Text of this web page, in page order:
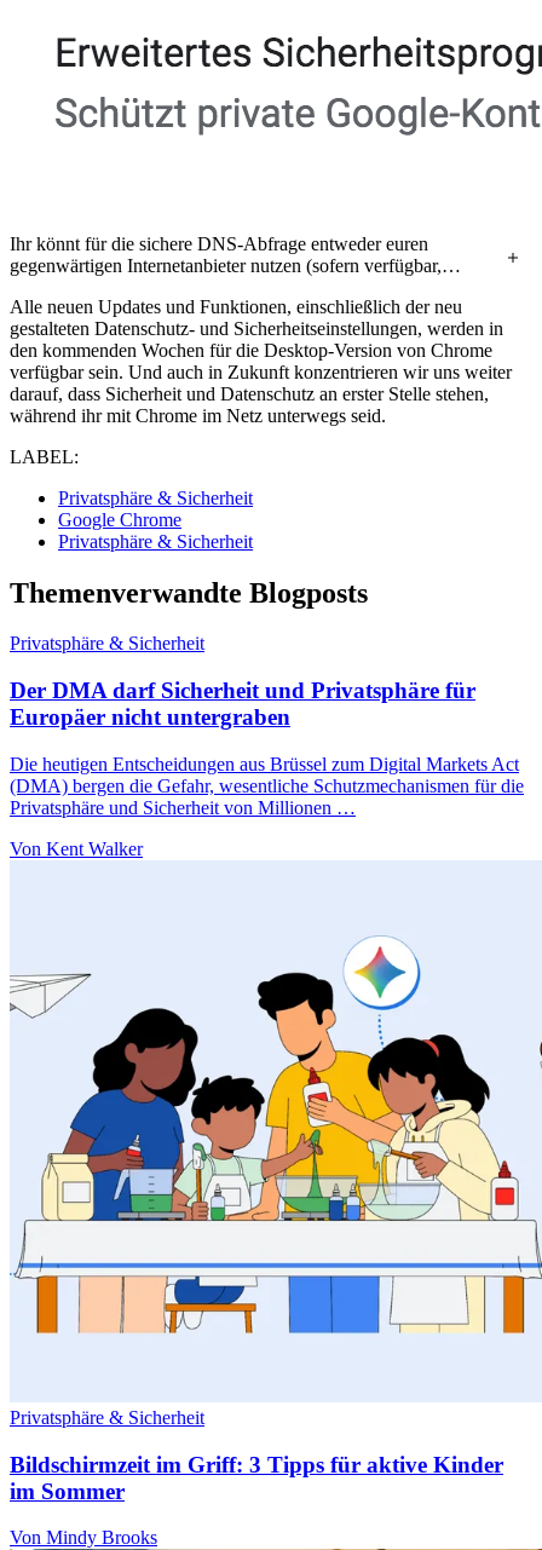
Ihr könnt für die sichere DNS-Abfrage entweder euren
gegenwärtigen Internetanbieter nutzen (sofern verfügbar,
einen Anbieter eurer Wahl.
Alle neuen Updates und Funktionen, einschließlich der neu
gestalteten Datenschutz- und Sicherheitseinstellungen, werden in
den kommenden Wochen für die Desktop-Version von Chrome
verfügbar sein. Und auch in Zukunft konzentrieren wir uns weiter
darauf, dass Sicherheit und Datenschutz an erster Stelle stehen,
während ihr mit Chrome im Netz unterwegs seid.
LABEL:
Privatsphäre & Sicherheit
Google Chrome
Privatsphäre & Sicherheit
Themenverwandte Blogposts
Privatsphäre & Sicherheit
Der DMA darf Sicherheit und Privatsphäre für
Europäer nicht untergraben
Die heutigen Entscheidungen aus Brüssel zum Digital Markets Act
(DMA) bergen die Gefahr, wesentliche Schutzmechanismen für die
Privatsphäre und Sicherheit von Millionen …
Von Kent Walker
Privatsphäre & Sicherheit
Bildschirmzeit im Griff: 3 Tipps für aktive Kinder
im Sommer
Von Mindy Brooks